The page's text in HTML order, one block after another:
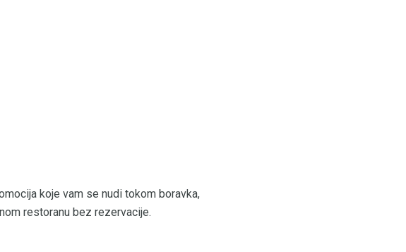
koje vam se nudi tokom boravka,
restoranu bez rezervacije.